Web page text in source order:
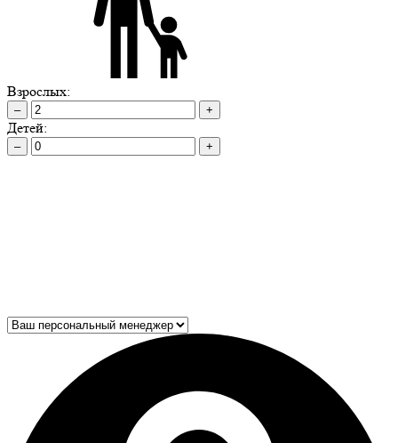
Взрослых:
– +
Детей:
– +